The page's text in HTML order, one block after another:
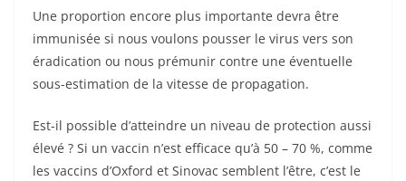
Une proportion encore plus importante devra être
immunisée si nous voulons pousser le virus vers son
éradication ou nous prémunir contre une éventuelle
sous-estimation de la vitesse de propagation.
Est-il possible d’atteindre un niveau de protection aussi
élevé ? Si un vaccin n’est efficace qu’à 50 – 70 %, comme
les vaccins d’Oxford et Sinovac semblent l’être, c’est le